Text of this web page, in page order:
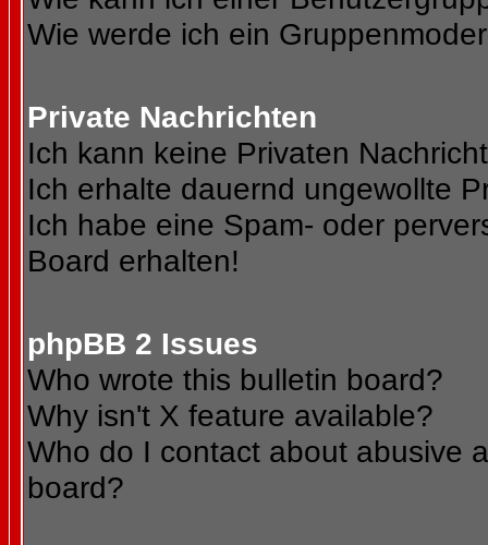
Wie werde ich ein
Private Nachrichten
Ich kann keine Privaten
Ich erhalte dauernd ungewollte
Ich habe eine Spam- oder
Board erhalten!
phpBB 2 Issues
Who wrote this bulletin board?
Why isn't X feature available?
Who do I contact about abusive
board?